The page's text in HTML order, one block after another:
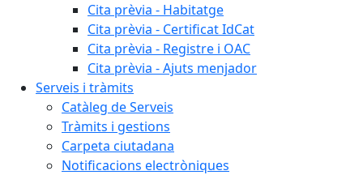
Cita prèvia - Habitatge
Cita prèvia - Certificat IdCat
Cita prèvia - Registre i OAC
Cita prèvia - Ajuts menjador
Serveis i tràmits
Catàleg de Serveis
Tràmits i gestions
Carpeta ciutadana
Notificacions electròniques